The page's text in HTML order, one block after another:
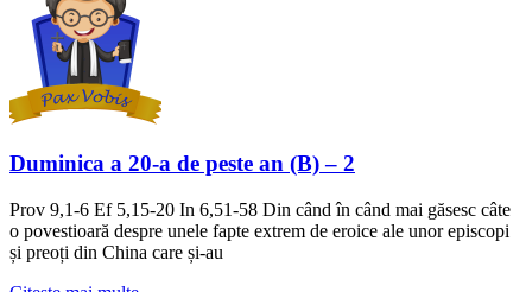
Duminica a 20-a de peste an (B) – 2
Prov 9,1-6 Ef 5,15-20 In 6,51-58 Din când în când mai găsesc câte
o povestioară despre unele fapte extrem de eroice ale unor episcopi
și preoți din China care și-au